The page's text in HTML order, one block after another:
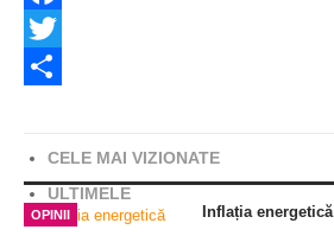
Facebook
Twitter
CELE MAI VIZIONATE
ULTIMELE
OPINII Inflația energetică